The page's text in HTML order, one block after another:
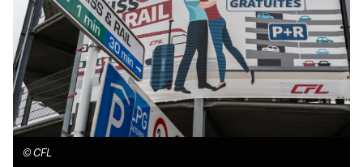
© CFL